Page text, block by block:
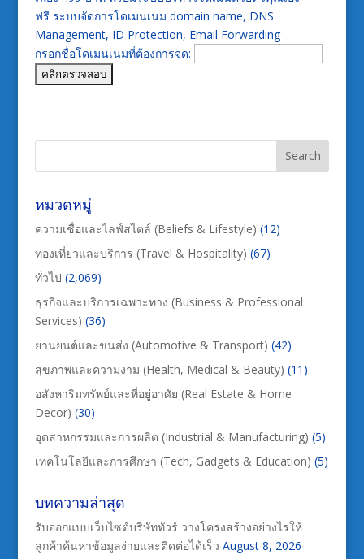
ฟรี ระบบจัดการโดเมนเนม domain name, DNS
Management, ID Protection, Email Forwarding
กรอกชื่อโดเมนเนมที่ต้องการจด:
หมวดหมู่
ความเชื่อและไลฟ์สไตล์ (Beliefs & Lifestyle) (12)
ท่องเที่ยวและบริการ (Travel & Hospitality) (67)
ทั่วไป (2,069)
ธุรกิจและบริการเฉพาะทาง (Business & Professional
Services) (36)
ยานยนต์และขนส่ง (Automotive & Transport) (42)
สุขภาพและความงาม (Health, Medical & Beauty) (11)
อสังหาริมทรัพย์และที่อยู่อาศัย (Real Estate & Home
Decor) (30)
อุตสาหกรรมและการผลิต (Industrial & Manufacturing) (5)
เทคโนโลยีและการศึกษา (Tech, Gadgets & Education) (5)
บทความล่าสุด
รับออกแบบเว็บไซต์บริษัททัวร์ วางโครงสร้างอย่างไรให้
ลูกค้าค้นหาข้อมูลง่ายและติดต่อได้เร็ว August 8, 2026